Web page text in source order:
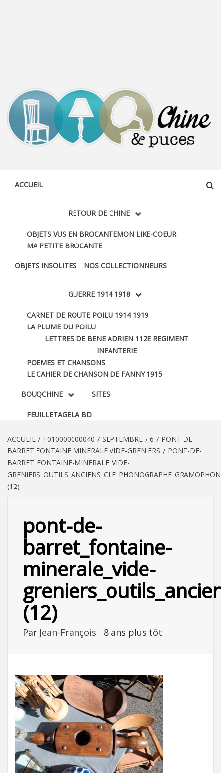
ACCUEIL
RETOUR DE CHINE
OBJETS VUS EN BROCANTEMON LIKE-COEUR
MA PETITE BROCANTE
OBJETS INSOLITES NOS COLLECTIONNEURS
GUERRE 1914 1918
CARNET DE ROUTE POILU 1914 1919
LA PLUME DU POILU
LETTRES DE BENE ADRIEN 112E REGIMENT
INFANTERIE
POEMES ET CHANSONS
LE CAHIER DE CHANSON DE FANNY 1915
BOUQCHINE
FEUILLETAGELA BD
SITES
ACCUEIL +010000000040 SEPTEMBRE 6
PONT DE
BARRET FONTAINE MINERALE VIDE-GRENIERS
PONT-DE-
BARRET_FONTAINE-MINERALE_VIDE-
(12)
pont-de-
barret_fontaine-
minerale_vide-
(12)
Par Jean-François 8 ans plus tôt